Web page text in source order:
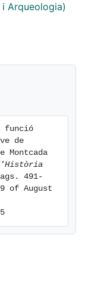
Arqueologia)
i funció
de
Montcada
491-
of August